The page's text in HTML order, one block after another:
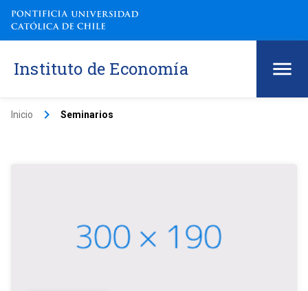
Instituto de Economía
Inicio keyboard_arrow_right Seminarios